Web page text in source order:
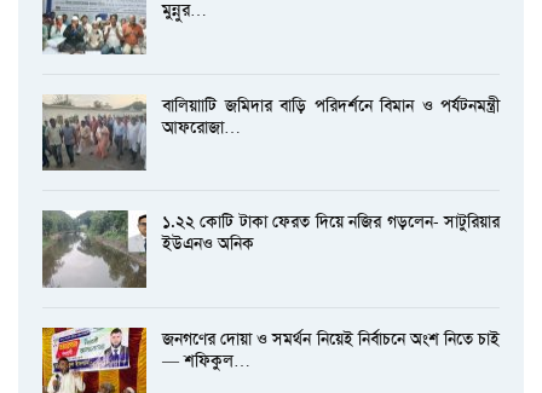
মুন্নুর…
বালিয়াাটি জমিদার বাড়ি পরিদর্শনে বিমান ও পর্যটনমন্ত্রী
আফরোজা…
১.২২ কোটি টাকা ফেরত দিয়ে নজির গড়লেন- সাটুরিয়ার
ইউএনও অনিক
জনগণের দোয়া ও সমর্থন নিয়েই নির্বাচনে অংশ নিতে চাই
— শফিকুল…